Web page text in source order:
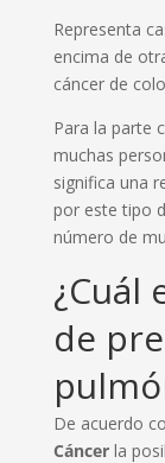
Representa
encima de
cáncer de
Para la parte
muchas
significa una
por este tipo
número de
¿Cuál
de
De acuerdo
Cáncerla